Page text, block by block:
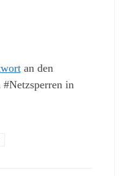
an den
#Netzsperren in